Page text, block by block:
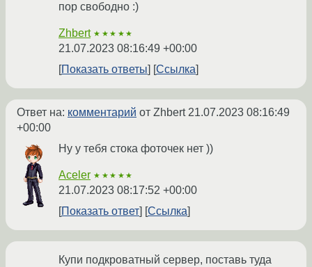
пор свободно :)
Zhbert ★★★★★
21.07.2023 08:16:49 +00:00
Показать ответы
Ссылка
Ответ на: комментарий от Zhbert 21.07.2023 08:16:49
+00:00
Ну у тебя стока фоточек нет ))
Aceler ★★★★★
21.07.2023 08:17:52 +00:00
Показать ответ
Ссылка
Купи подкроватный сервер, поставь туда